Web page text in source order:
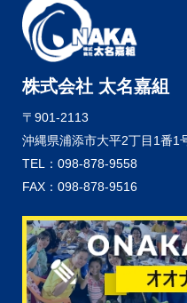
株式会社 太名嘉組
〒901-2113
沖縄県浦添市大平2丁目1番1
TEL：098-878-9558
FAX：098-878-9516